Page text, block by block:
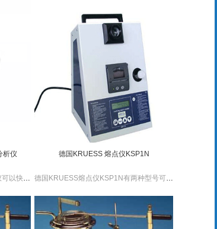
析仪
保加利亚Lactoscan SL 牛奶分析仪可以快速准确的检测出牛奶中脂肪、乳糖、蛋白质、非乳脂固体、、总固体、冰点、掺水率、PH、温度等。
德国KRUESS 熔点仪KSP1N
德国KRUESS熔点仪KSP1N有两种型号可供选择KSP1N和KSP1D（带打印机）数字温度控制，德国KRUESS KSP1N熔点仪可检测毛细管中熔点高达360°C的粉状物质，操作简单、使用方便、密封性好。德国KRUESS 熔点仪KSP1N内置风扇可自动快速冷却。